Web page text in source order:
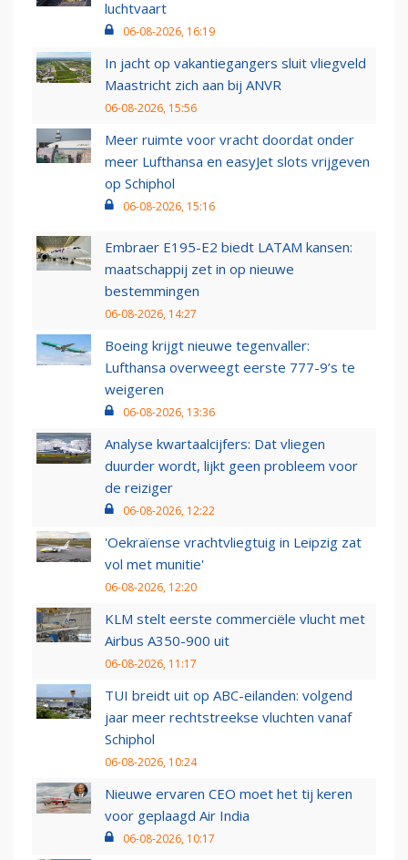
luchtvaart
06-08-2026, 16:19
In jacht op vakantiegangers sluit vliegveld
Maastricht zich aan bij ANVR
06-08-2026, 15:56
Meer ruimte voor vracht doordat onder
meer Lufthansa en easyJet slots vrijgeven
op Schiphol
06-08-2026, 15:16
Embraer E195-E2 biedt LATAM kansen:
maatschappij zet in op nieuwe
bestemmingen
06-08-2026, 14:27
Boeing krijgt nieuwe tegenvaller:
Lufthansa overweegt eerste 777-9’s te
weigeren
06-08-2026, 13:36
Analyse kwartaalcijfers: Dat vliegen
duurder wordt, lijkt geen probleem voor
de reiziger
06-08-2026, 12:22
'Oekraïense vrachtvliegtuig in Leipzig zat
vol met munitie'
06-08-2026, 12:20
KLM stelt eerste commerciële vlucht met
Airbus A350-900 uit
06-08-2026, 11:17
TUI breidt uit op ABC-eilanden: volgend
jaar meer rechtstreekse vluchten vanaf
Schiphol
06-08-2026, 10:24
Nieuwe ervaren CEO moet het tij keren
voor geplaagd Air India
06-08-2026, 10:17